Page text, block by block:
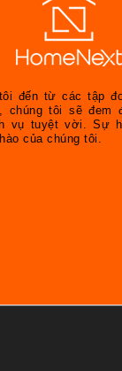
đến từ các tập
chúng tôi sẽ đem
vụ tuyệt vời. Sự
của chúng tôi.